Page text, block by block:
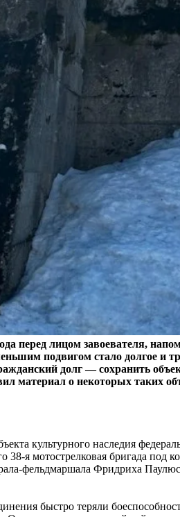
перед лицом завоевателя,
подвигом стало долгое и
долг — сохранить
материал о некоторых таких
культурного наследия
я мотострелковая бригада
фельдмаршала Фридриха
быстро теряли